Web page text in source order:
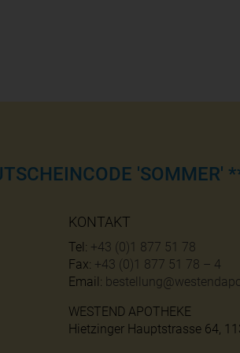
'SOMMER'
KONTAKT
Tel: +43 (0)1 877 51 78
Fax: +43 (0)1 877 51 78 – 4
Email:
WESTEND APOTHEKE
Hietzinger Hauptstrasse 64,